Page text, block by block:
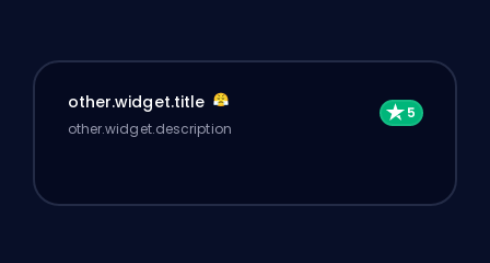
other.widget.title
other.widget.description